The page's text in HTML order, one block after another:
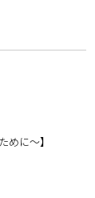
めに〜】